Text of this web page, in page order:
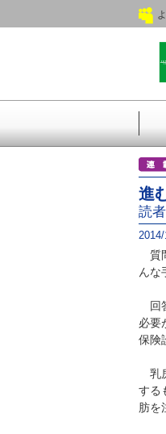
進
読
質
んな
回
必要
保険
乳
する
肪を